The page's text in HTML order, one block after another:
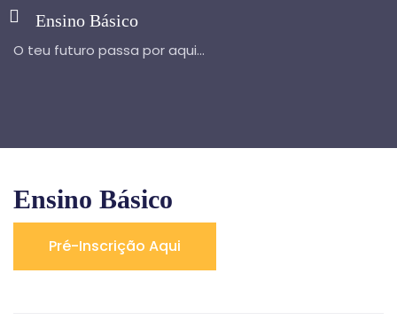
Ensino Básico
O teu futuro passa por aqui...
Ensino Básico
Pré-Inscrição Aqui